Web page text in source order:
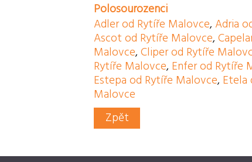
Polosourozenci
Adler od Rytíře Malovce, Adria
Ascot od Rytíře Malovce,
Malovce,Cliper od Rytíře
Rytíře Malovce, Enfer od Rytíře
Estepa od Rytíře Malovce, Etela
Malovce
Zpět